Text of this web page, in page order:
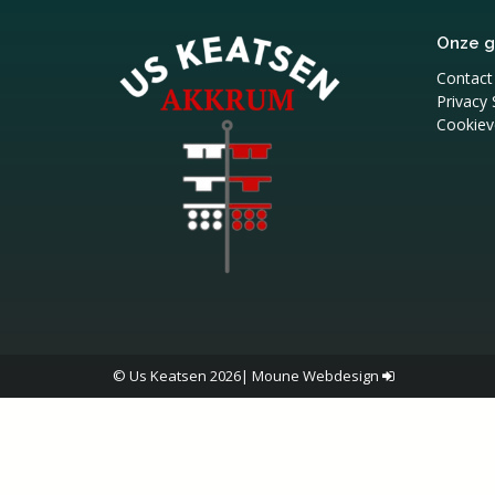
Onze
Contact
Privacy
© Us Keatsen 2026| Moune Webdesign